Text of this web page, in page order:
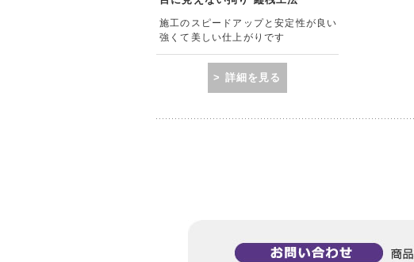
施工のスピードアップと安定性が良い
強くて美しい仕上がりです
> 詳細を見る